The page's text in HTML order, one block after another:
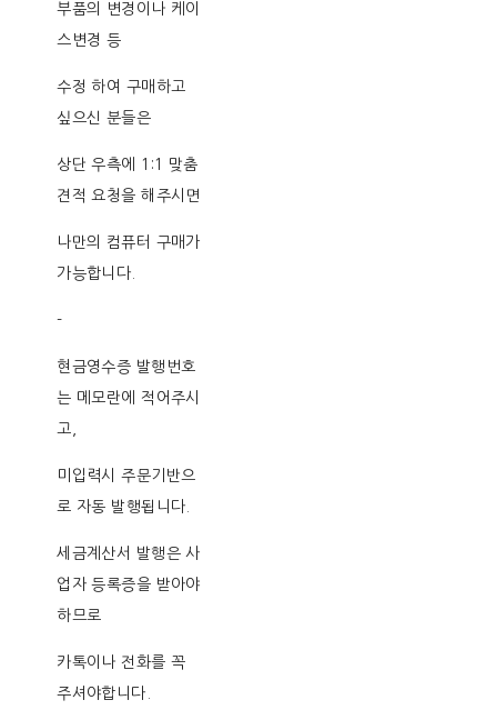
부품의 변경이나 케이
스변경 등
수정 하여 구매하고
싶으신 분들은
상단 우측에 1:1 맞춤
견적 요청을 해주시면
나만의 컴퓨터 구매가
가능합니다.
-
현금영수증 발행번호
는 메모란에 적어주시
고,
미입력시 주문기반으
로 자동 발행됩니다.
세금계산서 발행은 사
업자 등록증을 받아야
하므로
카톡이나 전화를 꼭
주셔야합니다.